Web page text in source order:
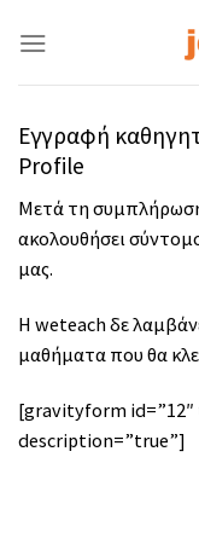
Εγγραφή
Profile
Μετά τη
ακολουθήσει
μας.
Η weteach δε
μαθήματα που θα
[gravityform
description=”true”]